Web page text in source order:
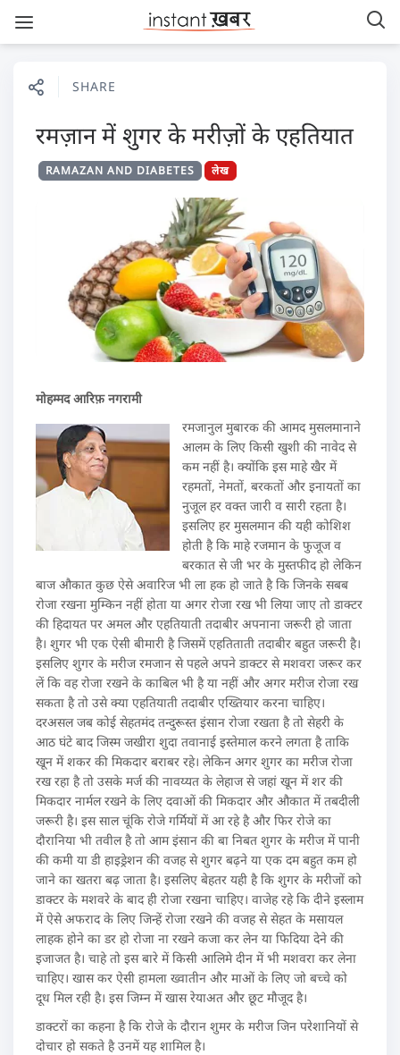
SHARE
रमज़ान में शुगर के मरीज़ों के एहतियात
RAMAZAN AND DIABETES लेख
मोहम्मद आरिफ़ नगरामी
रमजानुल मुबारक की आमद मुसलमानाने
आलम के लिए किसी खुशी की नावेद से
कम नहीं है। क्योंकि इस माहे खैर में
रहमतों, नेमतों, बरकतों और इनायतों का
नुजूल हर वक्त जारी व सारी रहता है।
इसलिए हर मुसलमान की यही कोशिश
होती है कि माहे रजमान के फुजूज व
बरकात से जी भर के मुस्तफीद हो लेकिन
बाज औकात कुछ ऐसे अवारिज भी ला हक हो जाते है कि जिनके सबब
रोजा रखना मुम्किन नहीं होता या अगर रोजा रख भी लिया जाए तो डाक्टर
की हिदायत पर अमल और एहतियाती तदाबीर अपनाना जरूरी हो जाता
है। शुगर भी एक ऐसी बीमारी है जिसमें एहतिताती तदाबीर बहुत जरूरी है।
इसलिए शुगर के मरीज रमजान से पहले अपने डाक्टर से मशवरा जरूर कर
लें कि वह रोजा रखने के काबिल भी है या नहीं और अगर मरीज रोजा रख
सकता है तो उसे क्या एहतियाती तदाबीर एख्तियार करना चाहिए।
दरअसल जब कोई सेहतमंद तन्दुरूस्त इंसान रोजा रखता है तो सेहरी के
आठ घंटे बाद जिस्म जखीरा शुदा तवानाई इस्तेमाल करने लगता है ताकि
खून में शकर की मिकदार बराबर रहे। लेकिन अगर शुगर का मरीज रोजा
रख रहा है तो उसके मर्ज की नावय्यत के लेहाज से जहां खून में शर की
मिकदार नार्मल रखने के लिए दवाओं की मिकदार और औकात में तबदीली
जरूरी है। इस साल चूंकि रोजे गर्मियों में आ रहे है और फिर रोजे का
दौरानिया भी तवील है तो आम इंसान की बा निबत शुगर के मरीज में पानी
की कमी या डी हाइड्रेशन की वजह से शुगर बढ़ने या एक दम बहुत कम हो
जाने का खतरा बढ़ जाता है। इसलिए बेहतर यही है कि शुगर के मरीजों को
डाक्टर के मशवरे के बाद ही रोजा रखना चाहिए। वाजेह रहे कि दीने इस्लाम
में ऐसे अफराद के लिए जिन्हें रोजा रखने की वजह से सेहत के मसायल
लाहक होने का डर हो रोजा ना रखने कजा कर लेन या फिदिया देने की
इजाजत है। चाहे तो इस बारे में किसी आलिमे दीन में भी मशवरा कर लेना
चाहिए। खास कर ऐसी हामला ख्वातीन और माओं के लिए जो बच्चे को
दूध मिल रही है। इस जिम्न में खास रेयाअत और छूट मौजूद है।
डाक्टरों का कहना है कि रोजे के दौरान शुमर के मरीज जिन परेशानियों से
दोचार हो सकते है उनमें यह शामिल है।